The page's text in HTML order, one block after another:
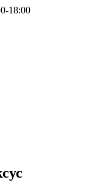
18:00